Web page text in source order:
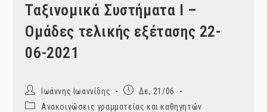
Ταξινομικά Συστήματα Ι –
Ομάδες τελικής εξέτασης 22-
06-2021
Post
author:
Ιωάννης Ιωαννίδης
PostΔε, 21/06
PostΑνακοινώσεις γραμματείας και καθηγητών